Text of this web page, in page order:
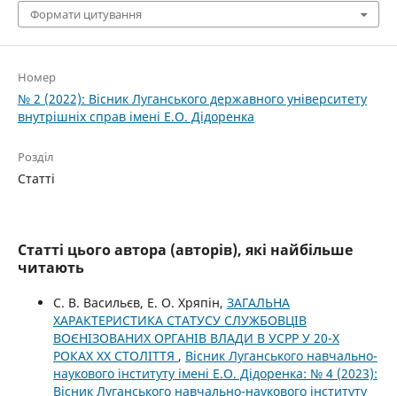
Формати цитування
Номер
№ 2 (2022): Вісник Луганського державного університету
внутрішніх справ імені Е.О. Дідоренка
Розділ
Статті
Статті цього автора (авторів), які найбільше
читають
С. В. Васильєв, Е. О. Хряпін, ЗАГАЛЬНА
ХАРАКТЕРИСТИКА СТАТУСУ СЛУЖБОВЦІВ
ВОЄНІЗОВАНИХ ОРГАНІВ ВЛАДИ В УСРР У 20-Х
РОКАХ ХХ СТОЛІТТЯ , Вісник Луганського навчально-
наукового інституту імені Е.О. Дідоренка: № 4 (2023):
Вісник Луганського навчально-наукового інституту